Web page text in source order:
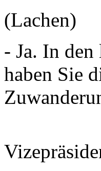
(Lachen)
- Ja. In
haben Sie